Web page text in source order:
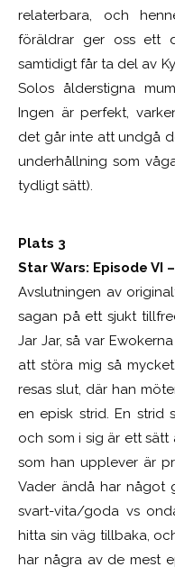
relaterbara, och
föräldrar ger oss ett
samtidigt får ta del av
Solos ålderstigna
Ingen är perfekt,
det går inte att undgå
underhållning som
tydligt sätt).
Plats 3
Star Wars: Episode VI
Avslutningen av
sagan på ett sjukt
Jar Jar, så var
att störa mig så
resas slut, där han
en episk strid. En strid
och som i sig är ett
som han upplever är
Vader ändå har något
svart-vita/goda vs
hitta sin väg tillbaka,
har några av de mest